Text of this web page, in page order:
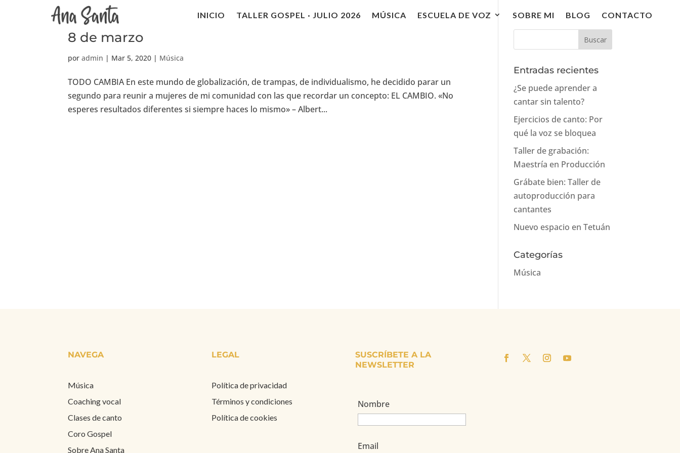
INICIO TALLER GOSPEL · JULIO 2026 MÚSICA ESCUELA DE VOZ SOBRE MI BLOG CONTACTO
8 de marzo
poradmin | Mar 5, 2020 | Música
TODO CAMBIA En este mundo de globalización, de trampas, de individualismo, he decidido parar un
segundo para reunir a mujeres de mi comunidad con las que recordar un concepto: EL CAMBIO. «No
esperes resultados diferentes si siempre haces lo mismo» – Albert...
Entradas recientes
¿Se puede aprender a
cantar sin talento?
Ejercicios de canto: Por
qué la voz se bloquea
Taller de grabación:
Maestría en Producción
Grábate bien: Taller de
autoproducción para
cantantes
Nuevo espacio en Tetuán
Categorías
Música
NAVEGA
Música
Coaching vocal
Clases de canto
Coro Gospel
Sobre Ana Santa
LEGAL
Política de privacidad
Términos y condiciones
Política de cookies
SUSCRÍBETE A LA
NEWSLETTER
Nombre
Email